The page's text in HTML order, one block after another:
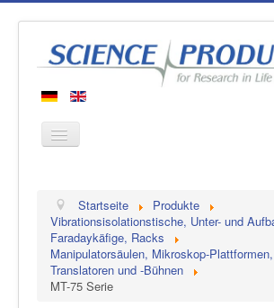
Produkte
Hersteller
Über uns
Startseite
Produkte
Vibrationsisolationstische, Unter- und
Faradaykäfige, Racks
Manipulatorsäulen, Mikroskop-
Translatoren und -Bühnen
MT-75 Serie